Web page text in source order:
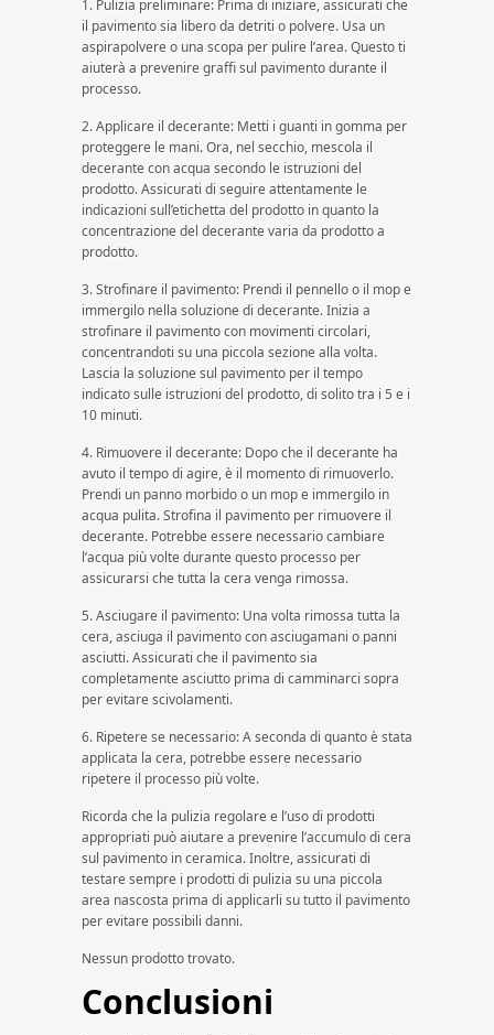
1. Pulizia preliminare: Prima di iniziare, assicurati che
il pavimento sia libero da detriti o polvere. Usa un
aspirapolvere o una scopa per pulire l’area. Questo ti
aiuterà a prevenire graffi sul pavimento durante il
processo.
2. Applicare il decerante: Metti i guanti in gomma per
proteggere le mani. Ora, nel secchio, mescola il
decerante con acqua secondo le istruzioni del
prodotto. Assicurati di seguire attentamente le
indicazioni sull’etichetta del prodotto in quanto la
concentrazione del decerante varia da prodotto a
prodotto.
3. Strofinare il pavimento: Prendi il pennello o il mop e
immergilo nella soluzione di decerante. Inizia a
strofinare il pavimento con movimenti circolari,
concentrandoti su una piccola sezione alla volta.
Lascia la soluzione sul pavimento per il tempo
indicato sulle istruzioni del prodotto, di solito tra i 5 e i
10 minuti.
4. Rimuovere il decerante: Dopo che il decerante ha
avuto il tempo di agire, è il momento di rimuoverlo.
Prendi un panno morbido o un mop e immergilo in
acqua pulita. Strofina il pavimento per rimuovere il
decerante. Potrebbe essere necessario cambiare
l’acqua più volte durante questo processo per
assicurarsi che tutta la cera venga rimossa.
5. Asciugare il pavimento: Una volta rimossa tutta la
cera, asciuga il pavimento con asciugamani o panni
asciutti. Assicurati che il pavimento sia
completamente asciutto prima di camminarci sopra
per evitare scivolamenti.
6. Ripetere se necessario: A seconda di quanto è stata
applicata la cera, potrebbe essere necessario
ripetere il processo più volte.
Ricorda che la pulizia regolare e l’uso di prodotti
appropriati può aiutare a prevenire l’accumulo di cera
sul pavimento in ceramica. Inoltre, assicurati di
testare sempre i prodotti di pulizia su una piccola
area nascosta prima di applicarli su tutto il pavimento
per evitare possibili danni.
Nessun prodotto trovato.
Conclusioni